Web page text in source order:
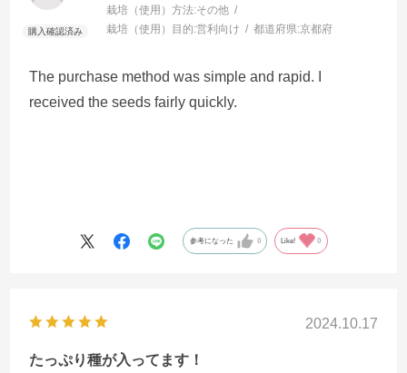
栽培（使用）方法:その他
栽培（使用）目的:営利向け 都道府県:京都府
The purchase method was simple and rapid. I
received the seeds fairly quickly.
参考になった 0 Like! 0
2024.10.17
たっぷり種が入ってます！